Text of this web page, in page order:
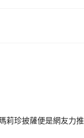
莉珍披薩便是網友力推